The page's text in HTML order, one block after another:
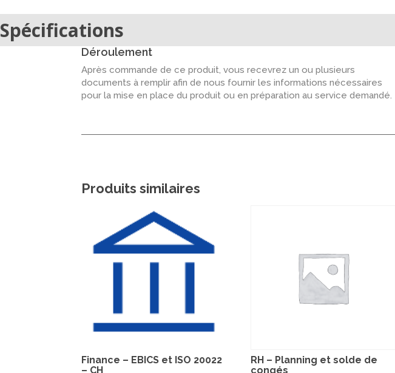
Spécifications
Déroulement
Après commande de ce produit, vous recevrez un ou plusieurs
documents à remplir afin de nous fournir les informations nécessaires
pour la mise en place du produit ou en préparation au service demandé.
Produits similaires
Finance – EBICS et ISO 20022
– CH
RH – Planning et solde de
congés